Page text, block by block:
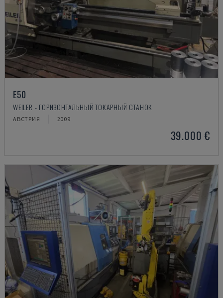
E50
WEILER - ГОРИЗОНТАЛЬНЫЙ ТОКАРНЫЙ СТАНОК
АВСТРИЯ 2009
39.000 €